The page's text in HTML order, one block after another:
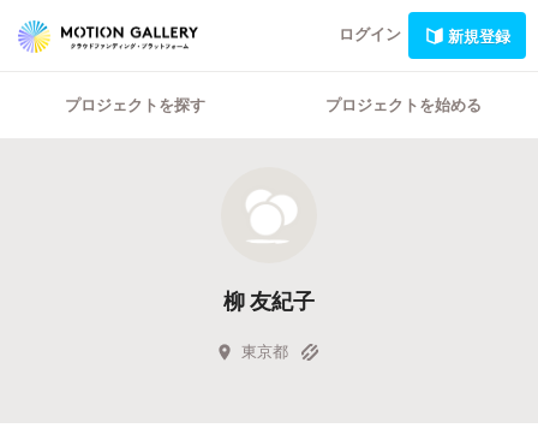
ログイン 新規登録
プロジェクトを探す プロジェクトを始める
柳 友紀子
東京都